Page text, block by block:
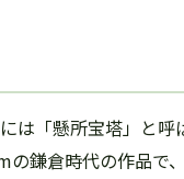
は「懸所宝塔」と
鎌倉時代の作品で